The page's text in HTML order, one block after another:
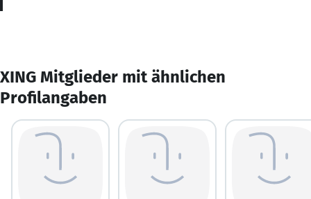
XING Mitglieder mit ähnlichen
Profilangaben